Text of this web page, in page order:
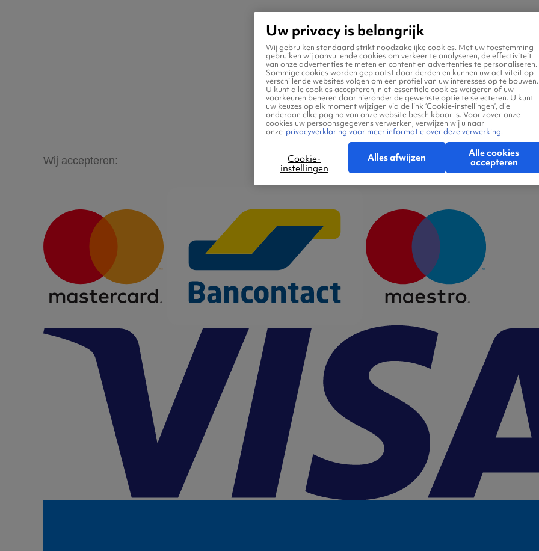
Platform Transparantie
Cookiebeleid
Cookie-instellingen
Wij accepteren:
Uw privacy is belangrijk
Wij gebruiken standaard strikt noodzakelijke cookies. Met uw toestemming
gebruiken wij aanvullende cookies om verkeer te analyseren, de effectiviteit
van onze advertenties te meten en content en advertenties te personaliseren.
Sommige cookies worden geplaatst door derden en kunnen uw activiteit op
verschillende websites volgen om een profiel van uw interesses op te bouwen.
U kunt alle cookies accepteren, niet-essentiële cookies weigeren of uw
voorkeuren beheren door hieronder de gewenste optie te selecteren. U kunt
uw keuzes op elk moment wijzigen via de link ‘Cookie-instellingen’, die
onderaan elke pagina van onze website beschikbaar is. Voor zover onze
cookies uw persoonsgegevens verwerken, verwijzen wij u naar
onze privacyverklaring voor meer informatie over deze verwerking.
Cookie-
instellingen
Alles afwijzen
Alle cookies
accepteren